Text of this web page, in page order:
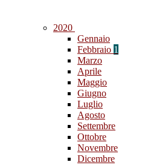
2020
Gennaio
Febbraio 1
Marzo
Aprile
Maggio
Giugno
Luglio
Agosto
Settembre
Ottobre
Novembre
Dicembre